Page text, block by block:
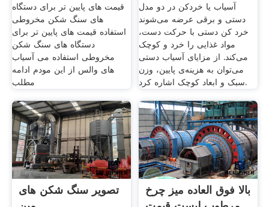
قیمت های پایین تر برای دستگاه
های سنگ شکن مخروطی
استفاده قیمت های پایین تر برای
دستگاه های سنگ شکن
مخروطی استفاده می آسیاب
های والس از این مودم ادامه
مطلب
آسیاب یا خردکن در دو مدل
دستی و برقی عرضه می‌شوند
خرد کن دستی با حرکت دست،
مواد غذایی را خرد و کوچک
می‌کند. از مزایای آسیاب دستی
می‌توان به هزینه‌ی پایین، وزن
سبک و ابعاد کوچک اشاره کرد.
تصویر سنگ شکن های
بالا فوق العاده میز چرخ